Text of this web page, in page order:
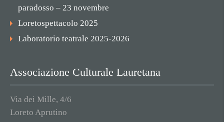
paradosso – 23 novembre
Loretospettacolo 2025
Laboratorio teatrale 2025-2026
Associazione Culturale Lauretana
Via dei Mille, 4/6
Loreto Aprutino